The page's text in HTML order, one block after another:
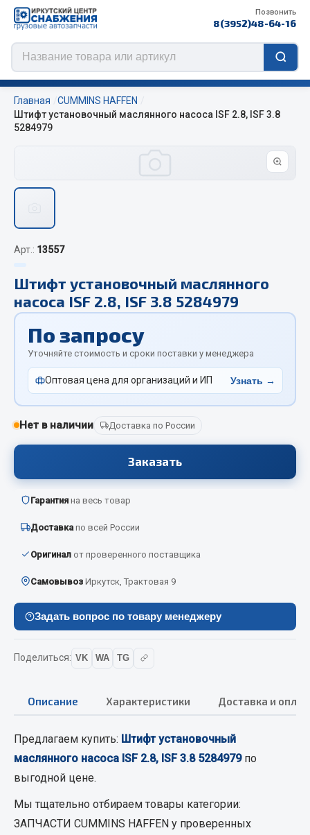
Позвонить
8(3952)48-64-16
ЦЕПИ РОССИЯ
Изготовление цепей на колеса BOHU
QITONG
Отопители салона, подогреватели
Автономные воздушные отопители
Жидкостные подогреватели
Отопители салона
Подогреватели тосола
Автотовары
Автокаталоги
Аксессуары автомобильные
Вентиляторы кабины
Вымпела
Показать ещё
Смазочные материалы
Масла
Охладжающие жидкости
Технические жидкости
Главная
CUMMINS HAFFEN
Штифт установочный маслянного насоса ISF 2.8, ISF 3.8
5284979
Арт.: 13557
Штифт установочный маслянного
насоса ISF 2.8, ISF 3.8 5284979
По запросу
Уточняйте стоимость и сроки поставки у менеджера
Оптовая цена для организаций и ИП Узнать →
Нет в наличии Доставка по России
Заказать
Гарантия на весь товар
Доставка по всей России
Оригинал от проверенного поставщика
Самовывоз Иркутск, Трактовая 9
Задать вопрос по товару менеджеру
Поделиться: VK WA TG
Описание Характеристики Доставка и
Предлагаем купить: Штифт установочный
маслянного насоса ISF 2.8, ISF 3.8 5284979по
выгодной цене.
Мы тщательно отбираем товары категории:
ЗАПЧАСТИ CUMMINS HAFFEN у проверенных